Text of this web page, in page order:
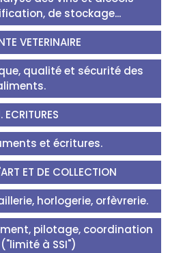
de stockage...
VETERINAIRE
qualité et sécurité des
ECRITURES
et écritures.
ET DE COLLECTION
horlogerie, orfèvrerie.
pilotage, coordination
à SSI")